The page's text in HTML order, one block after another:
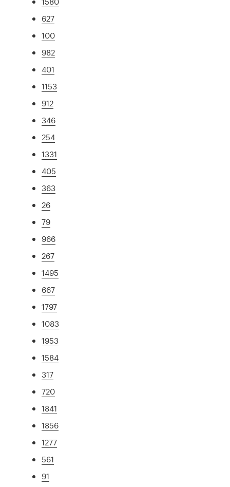
627
100
982
401
1153
912
346
254
1331
405
363
26
79
966
267
1495
667
1797
1083
1953
1584
317
720
1841
1856
1277
561
91